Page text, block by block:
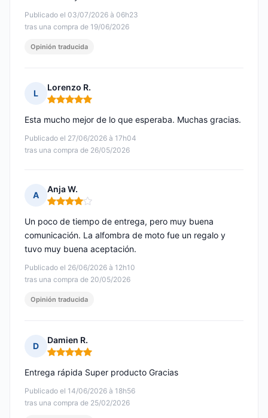
Publicado el 03/07/2026 à 06h23
tras una compra de 19/06/2026
Opinión traducida
L
Lorenzo R.
Nota: 5 de 5
Publicado el 27/06/2026 à 17h04
tras una compra de 26/05/2026
Esta mucho mejor de lo que esperaba. Muchas gracias.
A
Anja W.
Nota: 4 de 5
Publicado el 26/06/2026 à 12h10
tras una compra de 20/05/2026
Un poco de tiempo de entrega, pero muy buena
comunicación. La alfombra de moto fue un regalo y
tuvo muy buena aceptación.
Opinión traducida
D
Damien R.
Nota: 5 de 5
Publicado el 14/06/2026 à 18h56
tras una compra de 25/02/2026
Entrega rápida Super producto Gracias